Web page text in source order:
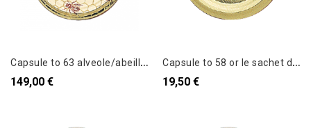
C
apsule to 63 alveole/abeille le carton de 1440
149,00 €
C
apsule to 58 or le sachet de 100
19,50 €